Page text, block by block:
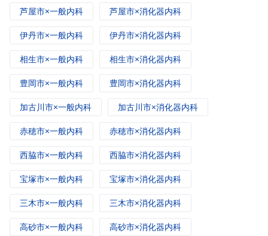
芦屋市×一般内科 芦屋市×消化器内科
伊丹市×一般内科 伊丹市×消化器内科
相生市×一般内科 相生市×消化器内科
豊岡市×一般内科 豊岡市×消化器内科
加古川市×一般内科 加古川市×消化器内科
赤穂市×一般内科 赤穂市×消化器内科
西脇市×一般内科 西脇市×消化器内科
宝塚市×一般内科 宝塚市×消化器内科
三木市×一般内科 三木市×消化器内科
高砂市×一般内科 高砂市×消化器内科